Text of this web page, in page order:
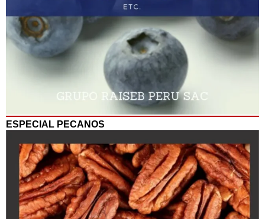
ESPECIAL PECANOS